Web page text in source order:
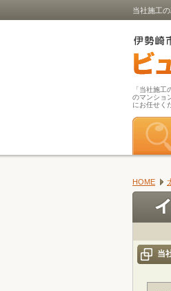
当社施工
「当社施
のマンショ
にお任せく
HOME
当